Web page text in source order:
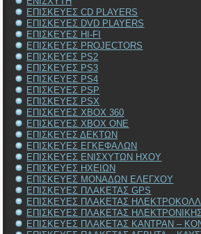
ΕΠΙΣΚΕΥΕΣ CD PLAYERS
ΕΠΙΣΚΕΥΕΣ DVD PLAYERS
ΕΠΙΣΚΕΥΕΣ HI-FI
ΕΠΙΣΚΕΥΕΣ PROJECTORS
ΕΠΙΣΚΕΥΕΣ PS2
ΕΠΙΣΚΕΥΕΣ PS3
ΕΠΙΣΚΕΥΕΣ PS4
ΕΠΙΣΚΕΥΕΣ PSP
ΕΠΙΣΚΕΥΕΣ PSX
ΕΠΙΣΚΕΥΕΣ XBOX 360
ΕΠΙΣΚΕΥΕΣ XBOX ONE
ΕΠΙΣΚΕΥΕΣ ΔΕΚΤΩΝ
ΕΠΙΣΚΕΥΕΣ ΕΓΚΕΦΑΛΩΝ
ΕΠΙΣΚΕΥΕΣ ΕΝΙΣΧΥΤΩΝ ΗΧΟΥ
ΕΠΙΣΚΕΥΕΣ ΗΧΕΙΩΝ
ΕΠΙΣΚΕΥΕΣ ΜΟΝΑΔΩΝ ΕΛΕΓΧΟΥ
ΕΠΙΣΚΕΥΕΣ ΠΛΑΚΕΤΑΣ GPS
ΕΠΙΣΚΕΥΕΣ ΠΛΑΚΕΤΑΣ
ΕΠΙΣΚΕΥΕΣ ΠΛΑΚΕΤΑΣ
ΕΠΙΣΚΕΥΕΣ ΠΛΑΚΕΤΑΣ ΚΑΝΤΡΑΝ –